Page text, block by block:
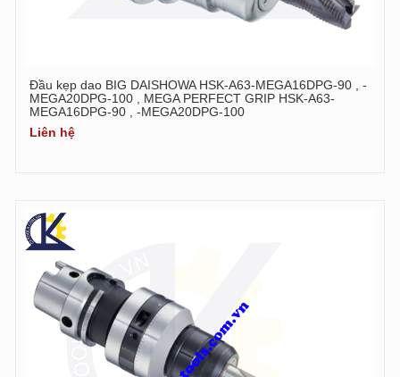
Đầu kẹp dao BIG DAISHOWA HSK-A63-MEGA16DPG-90 , -
MEGA20DPG-100 , MEGA PERFECT GRIP HSK-A63-
MEGA16DPG-90 , -MEGA20DPG-100
Liên hệ